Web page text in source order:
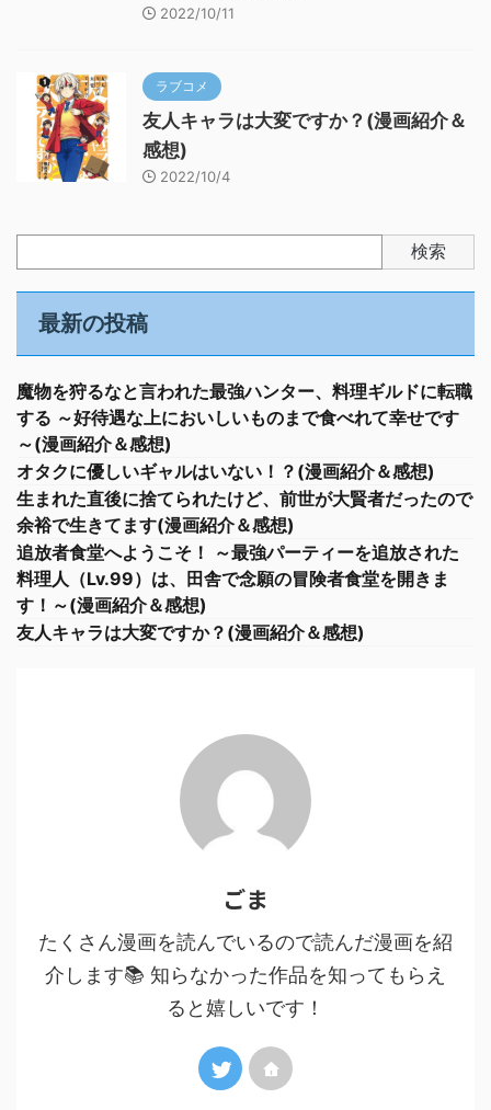
2022/10/11
ラブコメ
友人キャラは大変ですか？(漫画紹介＆
感想)
2022/10/4
検索
最新の投稿
魔物を狩るなと言われた最強ハンター、料理ギルドに転職
する ～好待遇な上においしいものまで食べれて幸せです
～(漫画紹介＆感想)
オタクに優しいギャルはいない！？(漫画紹介＆感想)
生まれた直後に捨てられたけど、前世が大賢者だったので
余裕で生きてます(漫画紹介＆感想)
追放者食堂へようこそ！ ～最強パーティーを追放された
料理人（Lv.99）は、田舎で念願の冒険者食堂を開きま
す！～(漫画紹介＆感想)
友人キャラは大変ですか？(漫画紹介＆感想)
ごま
たくさん漫画を読んでいるので読んだ漫画を紹
介します📚 知らなかった作品を知ってもらえ
ると嬉しいです！